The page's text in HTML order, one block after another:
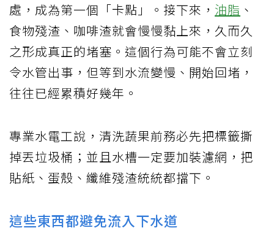
處，成為第一個「卡點」。接下來， 油脂 、
食物殘渣、咖啡渣就會慢慢黏上來，久而久
之形成真正的堵塞。這個行為可能不會立刻
令水管出事，但等到水流變慢、開始回堵，
往往已經累積好幾年。
專業水電工說，清洗蔬果前務必先把標籤撕
掉丟垃圾桶；並且水槽一定要加裝濾網，把
貼紙、蛋殼、纖維殘渣統統都擋下。
這些東西都避免流入下水道